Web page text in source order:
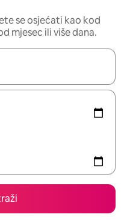
se osjećati kao kod
mjesec ili više dana.
ćete ih pregledati